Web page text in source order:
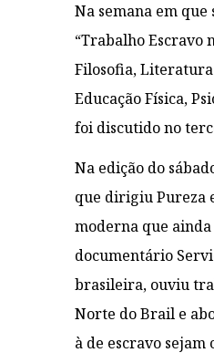
Na semana em que
“Trabalho Escravo
Filosofia, Literatura
Educação Física,
foi discutido no
Na edição do
que dirigiu Pureza
moderna que
documentário
brasileira, ouviu
Norte do Brail e
à de escravo